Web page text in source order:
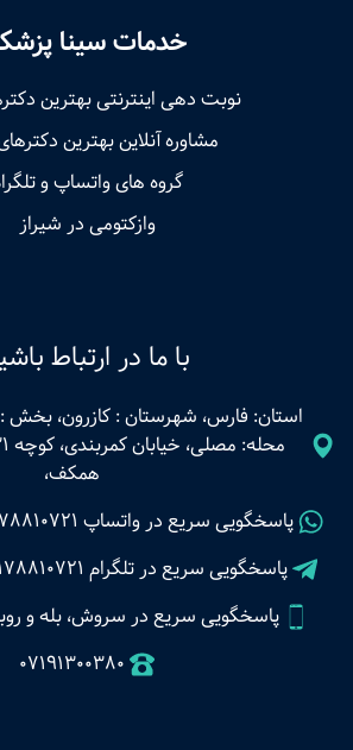
خدمات سینا
نوبت‌ دهی اینترنتی بهترین
مشاوره آنلاین بهترین
گروه های واتساپ و
وازکتومی در شیراز
با ما در ارتباط
استان: فارس، شهرستان : کازرون، بخش :
همکف،
پاسخگویی سریع در واتساپ
پاسخگویی سریع در تلگرام
پاسخگویی سریع در سروش، بله و روبیکا
07191300380